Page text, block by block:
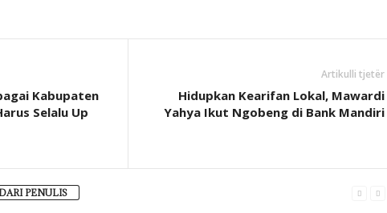
Kabupaten
Selalu Up
Artikulli tjetër
Hidupkan Kearifan Lokal, Mawardi
Yahya Ikut Ngobeng di Bank Mandiri
DARI PENULIS